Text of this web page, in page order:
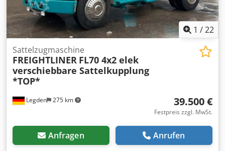
1 /22
Legden 275 km
Sattelzugmaschine
FREIGHTLINER FL70 4x2 elek
verschiebbare Sattelkupplung
*TOP*
39.500 €
Festpreis zzgl. MwSt.
Anfragen Anrufen